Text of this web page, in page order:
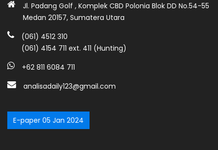
Jl. Padang Golf , Komplek CBD Polonia Blok DD No.54-55
Medan 20157, Sumatera Utara
(061) 4512 310
(061) 4154 711 ext. 411 (Hunting)
+62 811 6084 711
analisadaily123@gmail.com
E-paper 05 Jan 2024